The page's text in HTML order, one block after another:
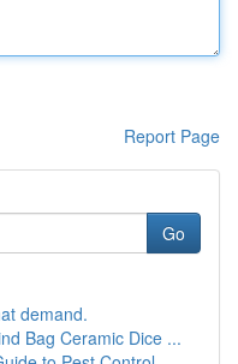
Report Page
Go
demand.
Bag Ceramic Dice ...